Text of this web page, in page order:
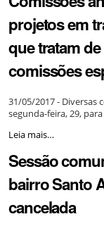
cria
calçadas
ecológicas
no
Município
-
projetos em
que tratam
comissões
31/05/2017 - Diversas
segunda-feira, 29,
Comissões
projetos
em
tramitação
e
que
tratam
Leia mais…
Sessão
bairro Santo
cancelada